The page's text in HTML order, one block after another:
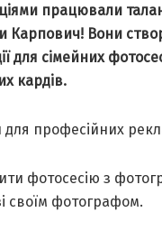
працювали
Карпович! Вони
для сімейних
кардів.
для професійних
фотосесію з
своїм фотографом.